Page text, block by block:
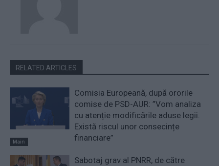
RELATED ARTICLES
Main
Comisia Europeană, după ororile
comise de PSD-AUR: ”Vom analiza
cu atenție modificările aduse legii.
Există riscul unor consecințe
financiare”
Sabotaj grav al PNRR, de către